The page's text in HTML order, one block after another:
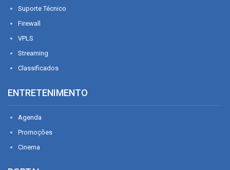
Suporte Técnico
Firewall
VPLS
Streaming
Classificados
ENTRETENIMENTO
Agenda
Promoções
Cinema